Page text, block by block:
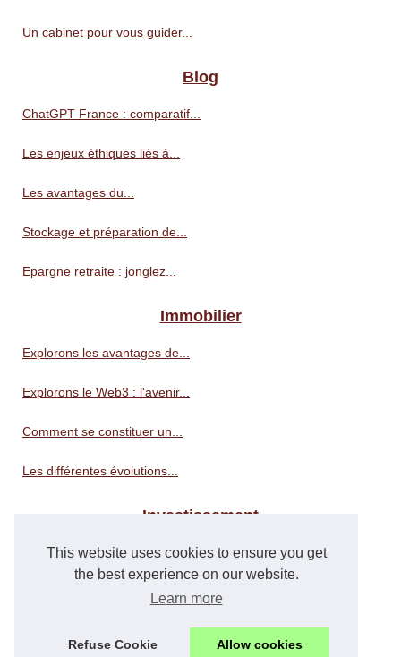
This website uses cookies to ensure you get
the best experience on our website.
Learn more
Refuse Cookie Allow cookies
Un cabinet pour vous guider...
Blog
ChatGPT France : comparatif...
Les enjeux éthiques liés à...
Les avantages du...
Stockage et préparation de...
Epargne retraite : jonglez...
Immobilier
Explorons les avantages de...
Explorons le Web3 : l'avenir...
Comment se constituer un...
Les différentes évolutions...
Investissement
Actualité crypto en direct...
Transmettez votre patrimoine...